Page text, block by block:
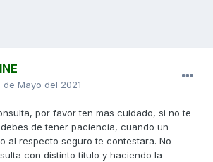
de Mayo del 2021
por favor ten mas cuidado, si no te
de tener paciencia, cuando un
al respecto seguro te contestara. No
con distinto titulo y haciendo la